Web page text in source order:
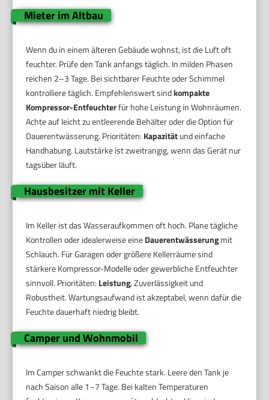
Mieter im Altbau
Wenn du in einem älteren Gebäude wohnst, ist die Luft oft
feuchter. Prüfe den Tank anfangs täglich. In milden Phasen
reichen 2–3 Tage. Bei sichtbarer Feuchte oder Schimmel
kontrolliere täglich. Empfehlenswert sindkompakte
Kompressor-Entfeuchterfür hohe Leistung in Wohnräumen.
Achte auf leicht zu entleerende Behälter oder die Option für
Dauerentwässerung. Prioritäten: Kapazitätund einfache
Handhabung. Lautstärke ist zweitrangig, wenn das Gerät nur
tagsüber läuft.
Hausbesitzer mit Keller
Im Keller ist das Wasseraufkommen oft hoch. Plane tägliche
Kontrollen oder idealerweise eineDauerentwässerungmit
Schlauch. Für Garagen oder größere Kellerräume sind
stärkere Kompressor-Modelle oder gewerbliche Entfeuchter
sinnvoll. Prioritäten: Leistung, Zuverlässigkeit und
Robustheit. Wartungsaufwand ist akzeptabel, wenn dafür die
Feuchte dauerhaft niedrig bleibt.
Camper und Wohnmobil
Im Camper schwankt die Feuchte stark. Leere den Tank je
nach Saison alle 1–7 Tage. Bei kalten Temperaturen